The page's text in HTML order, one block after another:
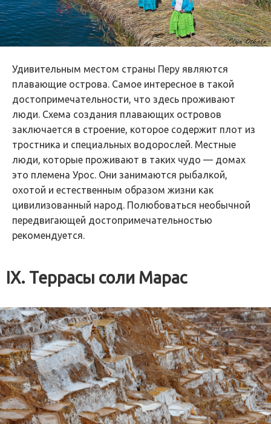
Удивительным местом страны Перу являются
плавающие острова. Самое интересное в такой
достопримечательности, что здесь проживают
люди. Схема создания плавающих островов
заключается в строение, которое содержит плот из
тростника и специальных водорослей. Местные
люди, которые проживают в таких чудо — домах
это племена Урос. Они занимаются рыбалкой,
охотой и естественным образом жизни как
цивилизованный народ. Полюбоваться необычной
передвигающей достопримечательностью
рекомендуется.
IX. Террасы соли Марас